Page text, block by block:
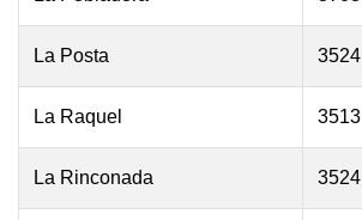
La Posta 3524
La Raquel 3513
La Rinconada 3524